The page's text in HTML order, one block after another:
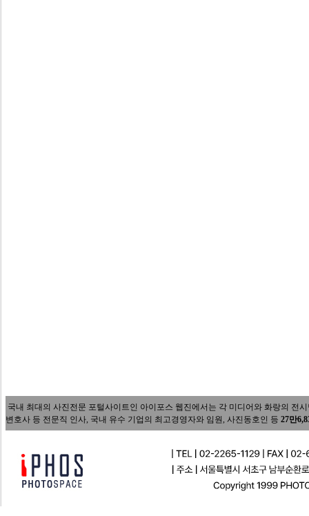
국내 최대의 사진전문 포털사이트인 아이포스 웹진에서는 각 미디어와 화랑의 전
변호사 등 전문직 인사, 국내 유수 기업의 최고경영자와 임원, 사진동호인 등 27만